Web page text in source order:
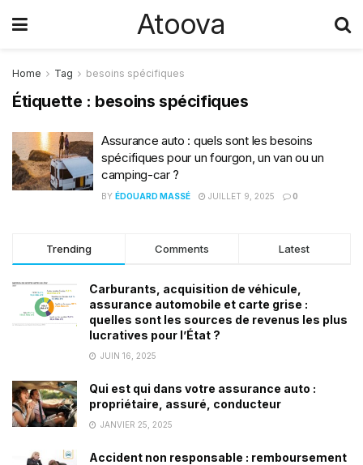
Atoova
Home Tag besoins spécifiques
Étiquette : besoins spécifiques
Assurance auto : quels sont les besoins
spécifiques pour un fourgon, un van ou un
camping-car ?
BY ÉDOUARD MASSÉ JUILLET 9, 2025 0
Trending Comments Latest
Carburants, acquisition de véhicule,
assurance automobile et carte grise :
quelles sont les sources de revenus les plus
lucratives pour l’État ?
JUIN 16, 2025
Qui est qui dans votre assurance auto :
propriétaire, assuré, conducteur
JANVIER 25, 2025
Accident non responsable : remboursement